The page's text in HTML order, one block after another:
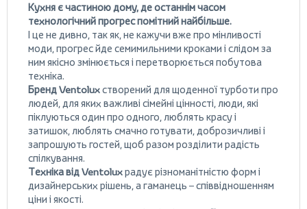
Кухня є частиною дому, де останнім часом
технологічний прогрес помітний найбільше.
І це не дивно, так як, не кажучи вже про мінливості
моди, прогрес йде семимильними кроками і слідом за
ним якісно змінюється і перетворюється побутова
техніка.
Бренд Ventoluxстворений для щоденної турботи про
людей, для яких важливі сімейні цінності, люди, які
піклуються один про одного, люблять красу і
затишок, люблять смачно готувати, доброзичливі і
запрошують гостей, щоб разом розділити радість
спілкування.
Техніка від Ventoluxрадує різноманітністю форм і
дизайнерських рішень, а гаманець – співвідношенням
ціни і якості.